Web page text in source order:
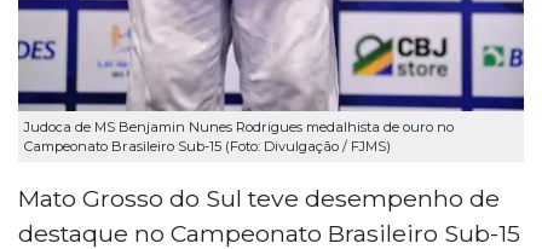
Judoca de MS Benjamin Nunes Rodrigues medalhista de ouro no
Campeonato Brasileiro Sub-15 (Foto: Divulgação / FJMS)
Mato Grosso do Sul teve desempenho de
destaque no Campeonato Brasileiro Sub-15